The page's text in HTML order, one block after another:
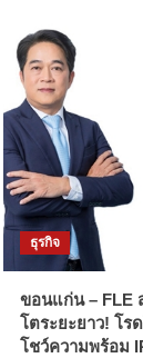
ธุรกิจ
ขอนแก่น – FLE
โตระยะยาว! โร
โชว์ความพร้อม